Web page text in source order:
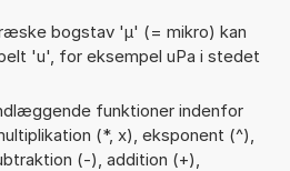
bogstav 'µ' (= mikro) kan
'u', for eksempel uPa i stedet
funktioner indenfor
(*, x), eksponent (^),
(-), addition (+),